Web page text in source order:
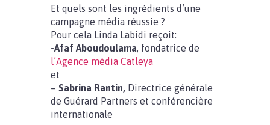
Et quels sont les ingrédients d’une
campagne média réussie ?
Pour cela Linda Labidi reçoit:
-Afaf Aboudoulama, fondatrice de
l’Agence média Catleya
et
– Sabrina Rantin, Directrice générale
de Guérard Partners et conférencière
internationale